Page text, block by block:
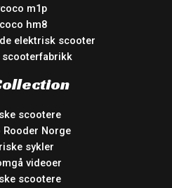
m1p
hm8
elektrisk scooter
scootere
Rooder Norge
sykler
videoer
scootere